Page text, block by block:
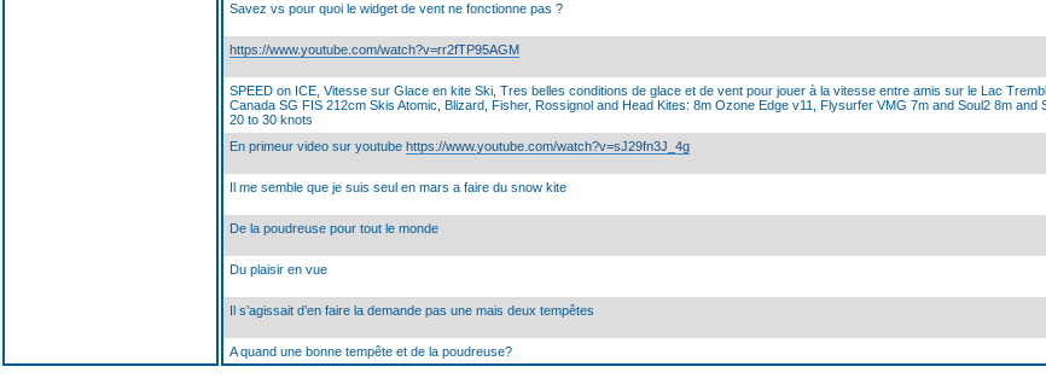
Savez vs pour quoi le widget de vent ne fonctionne pas ?
https://www.youtube.com/watch?v=rr2fTP95AGM
SPEED on ICE, Vitesse sur Glace en kite Ski, Tres belles conditions de glace et de vent pour jouer à la vitesse entre amis sur le Lac
Canada SG FIS 212cm Skis Atomic, Blizard, Fisher, Rossignol and Head Kites: 8m Ozone Edge v11, Flysurfer VMG 7m and Soul2 8m and
20 to 30 knots
En primeur video sur youtube https://www.youtube.com/watch?v=sJ29fn3J_4g
Il me semble que je suis seul en mars a faire du snow kite
De la poudreuse pour tout le monde
Du plaisir en vue
Il s’agissait d’en faire la demande pas une mais deux tempêtes
A quand une bonne tempête et de la poudreuse?